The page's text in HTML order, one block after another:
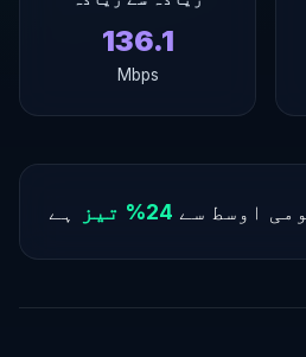
136.1
Mbps
24% تیز ہے